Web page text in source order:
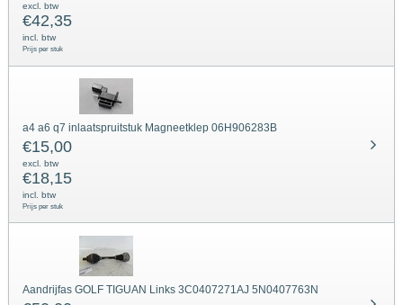
excl. btw
€42,35
incl. btw
Prijs per stuk
a4 a6 q7 inlaatspruitstuk Magneetklep 06H906283B
€15,00
excl. btw
€18,15
incl. btw
Prijs per stuk
Aandrijfas GOLF TIGUAN Links 3C0407271AJ 5N0407763N